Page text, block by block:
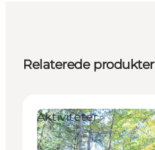
Relaterede produkter
Aktiviteter